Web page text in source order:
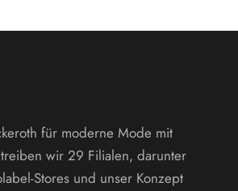
für moderne Mode mit
wir 29 Filialen, darunter
Stores und unser Konzept